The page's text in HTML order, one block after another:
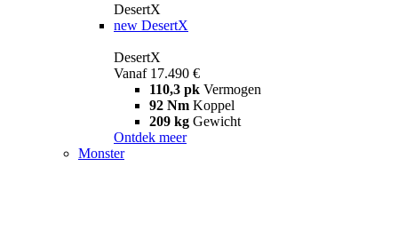
DesertX
new DesertX
DesertX
Vanaf 17.490 €
110,3 pk Vermogen
92 Nm Koppel
209 kg Gewicht
Ontdek meer
Monster